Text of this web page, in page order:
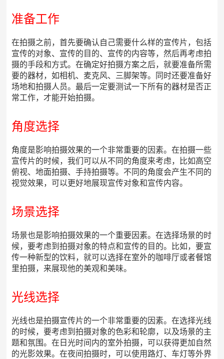
准备工作
在拍摄之前，首先要确认自己需要什么样的宣传片，包括
宣传的对象、宣传的目的、宣传的内容等，然后再考虑拍
摄的手段和方式。在确定好拍摄方案之后，就要准备所需
要的器材，如相机、麦克风、三脚架等。同时还要准备好
场地和拍摄人员。最后一定要测试一下所有的器材是否正
常工作，才能开始拍摄。
角度选择
角度是影响拍摄效果的一个非常重要的因素。在拍摄一些
宣传片的时候，我们可以从不同的角度来考虑，比如高空
俯视、地面拍摄、手持拍摄等。不同的角度会产生不同的
视觉效果，可以更好地展现宣传对象和宣传内容。
场景选择
场景也是影响拍摄效果的一个重要因素。在选择场景的时
候，要考虑到拍摄对象的特点和宣传的目的。比如，要宣
传一种新型的饮料，就可以选择在室外的咖啡厅或者餐馆
里拍摄，来展现他的美观和美味。
光线选择
光线也是拍摄宣传片的一个非常重要的因素。在选择光线
的时候，要考虑到拍摄对象的色彩和轮廓，以及场景的主
题和氛围。在日光时间内的室外拍摄，可以获得更加自然
的光影效果。在夜间拍摄时，可以使用路灯、车灯等外界